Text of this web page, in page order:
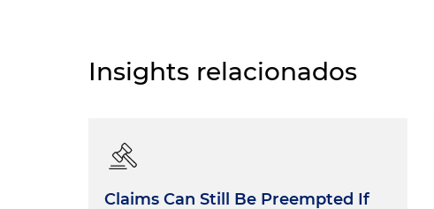
Insights relacionados
Claims Can Still Be Preempted If